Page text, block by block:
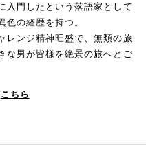
入門したという落語家として
色の経歴を持つ。
レンジ精神旺盛で、無類の旅
な男が皆様を絶景の旅へとご
こちら